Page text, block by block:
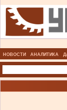
НОВОСТИ АНАЛИТИКА